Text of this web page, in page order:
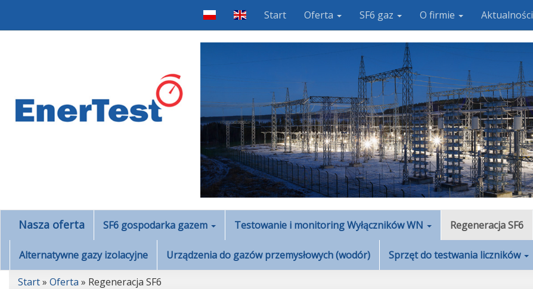
Start Oferta SF6 gaz O firmie Aktualności
Nasza oferta SF6 gospodarka gazem Testowanie i monitoring Wyłączników WN Regeneracja SF6
Alternatywne gazy izolacyjne Urządzenia do gazów przemysłowych (wodór) Sprzęt do testwania liczników
Start» Oferta » Regeneracja SF6